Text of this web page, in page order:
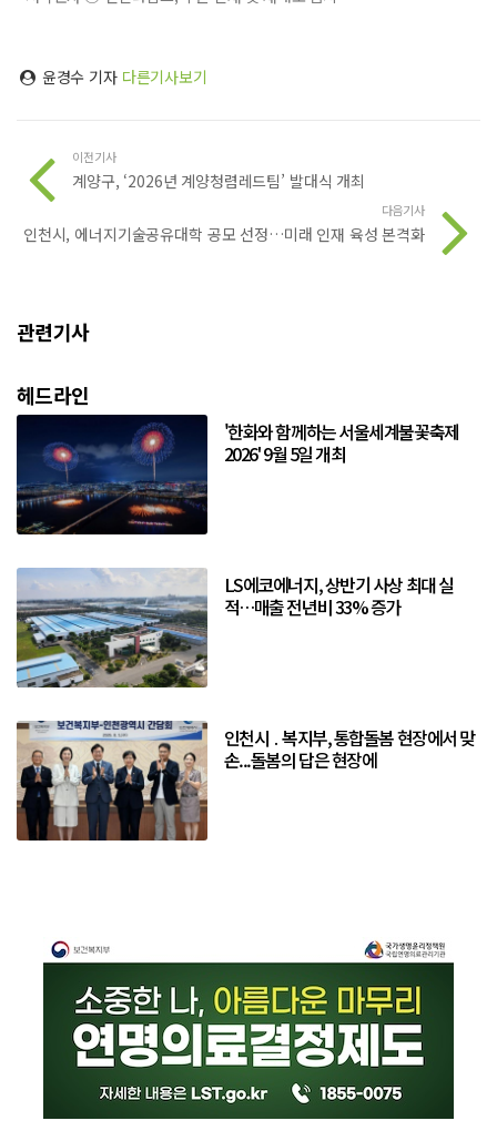
윤경수 기자 다른기사보기
이전기사
계양구, ‘2026년 계양청렴레드팀’ 발대식 개최
다음기사
인천시, 에너지기술공유대학 공모 선정…미래 인재 육성 본격화
관련기사
헤드라인
'한화와 함께하는 서울세계불꽃축제
2026' 9월 5일 개최
LS에코에너지, 상반기 사상 최대 실
적…매출 전년비 33% 증가
인천시 ․ 복지부, 통합돌봄 현장에서 맞
손...돌봄의 답은 현장에